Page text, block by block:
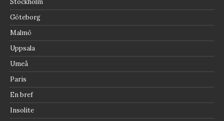
Stockholm
Göteborg
Malmö
Uppsala
Umeå
Paris
En bref
Insolite